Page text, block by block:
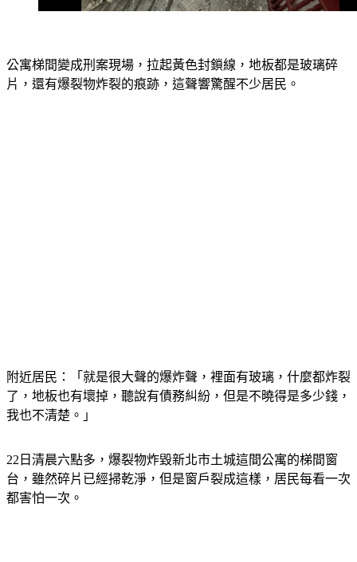
公寓梯間變成刑案現場，拉起黃色封鎖線，地板都是玻璃碎
附近居民：「就是很大聲的爆炸聲，裡面有玻璃，什麼都炸裂
了，地板也有壞掉，聽說有債務糾紛，但是不曉得是多少錢，
22日清晨六點多，爆裂物炸毀新北市土城這間公寓的梯間窗
台，雖然碎片已經掃乾淨，但是窗戶裂成這樣，居民每看一次